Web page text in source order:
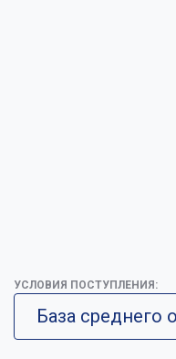
УСЛОВИЯ ПОСТУПЛЕНИЯ:
База среднего